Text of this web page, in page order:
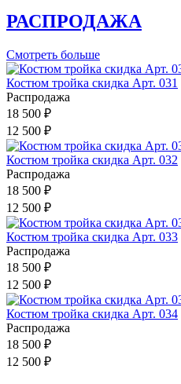
РАСПРОДАЖА
Смотреть больше
Костюм тройка скидка Арт. 031
Распродажа
18 500 ₽
12 500 ₽
Костюм тройка скидка Арт. 032
Распродажа
18 500 ₽
12 500 ₽
Костюм тройка скидка Арт. 033
Распродажа
18 500 ₽
12 500 ₽
Костюм тройка скидка Арт. 034
Распродажа
18 500 ₽
12 500 ₽